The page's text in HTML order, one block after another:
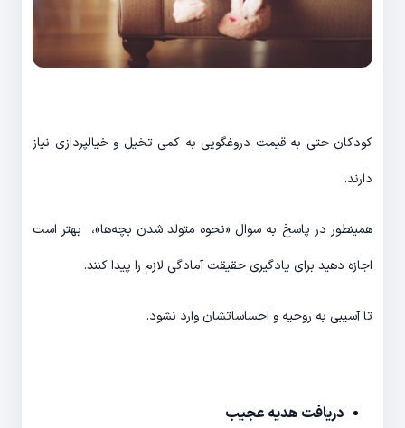
کودکان حتی به قیمت دروغگویی به کمی تخیل و خیالپردازی نیاز
دارند.
همینطور در پاسخ به سوال «نحوه متولد شدن بچه‌ها»، بهتر است
اجازه دهید برای یادگیری حقیقت آمادگی لازم را پیدا کنند.
تا آسیبی به روحیه و احساساتشان وارد نشود.
دریافت هدیه عجیب